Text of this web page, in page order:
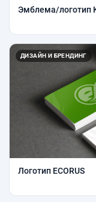
Эмблема/логотип
ДИЗАЙН И БРЕНДИНГ
Логотип ECORUS